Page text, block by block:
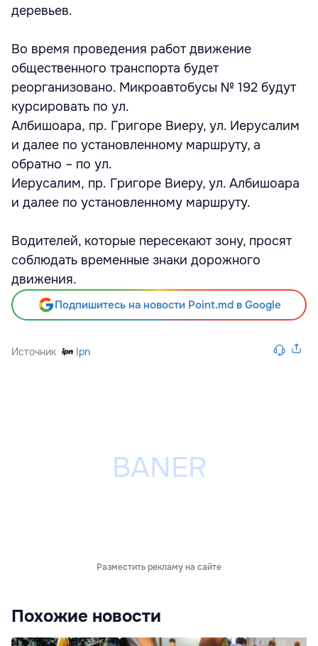
деревьев.
Во время проведения работ движение
общественного транспорта будет
реорганизовано. Микроавтобусы № 192 будут
курсировать по ул.
Албишоара, пр. Григоре Виеру, ул. Иерусалим
и далее по установленному маршруту, а
обратно – по ул.
Иерусалим, пр. Григоре Виеру, ул. Албишоара
и далее по установленному маршруту.
Водителей, которые пересекают зону, просят
соблюдать временные знаки дорожного
движения.
Подпишитесь на новости Point.md в Google
Источник Ipn
Разместить рекламу на сайте
Похожие новости